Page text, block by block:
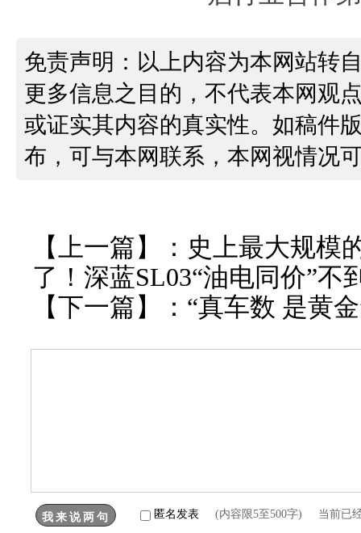
免责声明：以上内容为本网站转
更多信息之目的，不代表本网观
或证实其内容的真实性。如稿件
布，可与本网联系，本网视情况
【上一篇】： 史上最大规模
了！深蓝SL03“油电同价”不
【下一篇】： “真车数 是黄
匿名发表 (内容限5至500字) 当前已